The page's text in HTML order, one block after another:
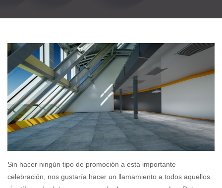
Sin hacer ningún tipo de promoción a esta importante
celebración, nos gustaría hacer un llamamiento a todos aquellos